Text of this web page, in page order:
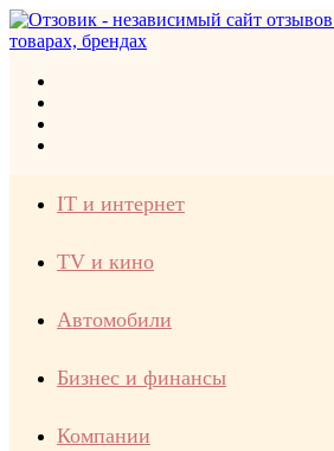
IT и интернет
TV и кино
Автомобили
Бизнес и финансы
Компании